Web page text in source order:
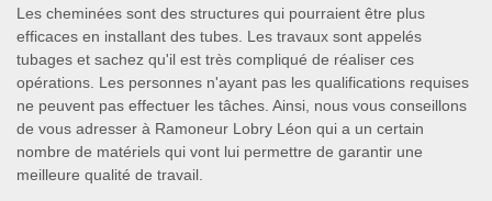
Les cheminées sont des structures qui pourraient être plus
efficaces en installant des tubes. Les travaux sont appelés
tubages et sachez qu'il est très compliqué de réaliser ces
opérations. Les personnes n'ayant pas les qualifications requises
ne peuvent pas effectuer les tâches. Ainsi, nous vous conseillons
de vous adresser à Ramoneur Lobry Léon qui a un certain
nombre de matériels qui vont lui permettre de garantir une
meilleure qualité de travail.